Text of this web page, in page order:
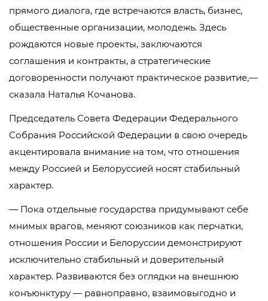
прямого диалога, где встречаются власть, бизнес,
общественные организации, молодежь. Здесь
рождаются новые проекты, заключаются
соглашения и контракты, а стратегические
договоренности получают практическое развитие,—
сказала Наталья Кочанова.
Председатель Совета Федерации Федерального
Собрания Российской Федерации в свою очередь
акцентировала внимание на том, что отношения
между Россией и Белоруссией носят стабильный
характер.
— Пока отдельные государства придумывают себе
мнимых врагов, меняют союзников как перчатки,
отношения России и Белоруссии демонстрируют
исключительно стабильный и доверительный
характер. Развиваются без оглядки на внешнюю
конъюнктуру — равноправно, взаимовыгодно и